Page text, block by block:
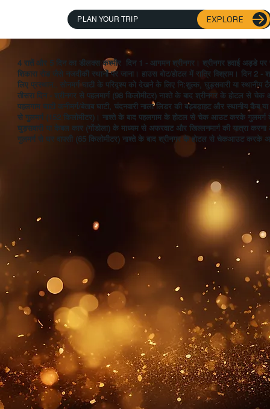
PLAN YOUR TRIP EXPLORE
4 रातें और 5 दिन का डीलक्स कश्मीर ​ दिन 1 - आगमन श्रीनगर। श्रीनगर हवाई अड्डे पर
शिकारा रोड जैसे नजदीकी स्थानों पर जाना। हाउस बोट/होटल में रात्रि विश्राम। दिन
लिए प्रस्थान.. सोनमर्ग घाटी के परिदृश्य को देखने के लिए नि:शुल्क, घुड़सवारी या स्थानीय
तीसरा दिन - श्रीनगर से पहलमार्ग (98 किलोमीटर) नाश्ते के बाद श्रीनगर के होटल
पहलगाम घाटी कनीमर्ग/बेताब घाटी, चंदनवारी नाला लिडर की बड़बड़ाहट और स्थानीय
से गुलमर्ग (152 किलोमीटर)। नाश्ते के बाद पहलगाम के होटल से चेक आउट करके गुलमर्ग
घुड़सवारी या केबल कार (गोंडोला) के माध्यम से अफरवाट और खिल्लनमार्ग की यात्रा
गुलमर्ग से घर वापसी (65 किलोमीटर) नाश्ते के बाद श्रीनगर के होटल से चेकआउट करके